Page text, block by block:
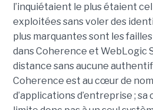
l’inquiétaient le plus étaient
exploitées sans voler des
plus marquantes sont les
dans Coherence et WebLogic
distance sans aucune
Coherence est au cœur de
d’applications d’entreprise ;